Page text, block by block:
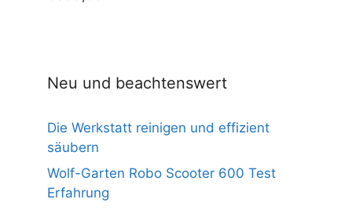
Neu und beachtenswert
Die Werkstatt reinigen und effizient
säubern
Wolf-Garten Robo Scooter 600 Test
Erfahrung